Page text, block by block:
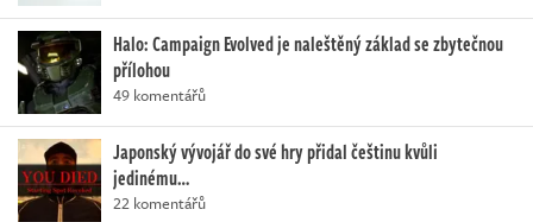
Halo: Campaign Evolved je naleštěný základ se zbytečnou
přílohou
49 komentářů
Japonský vývojář do své hry přidal češtinu kvůli
jedinému…
22 komentářů